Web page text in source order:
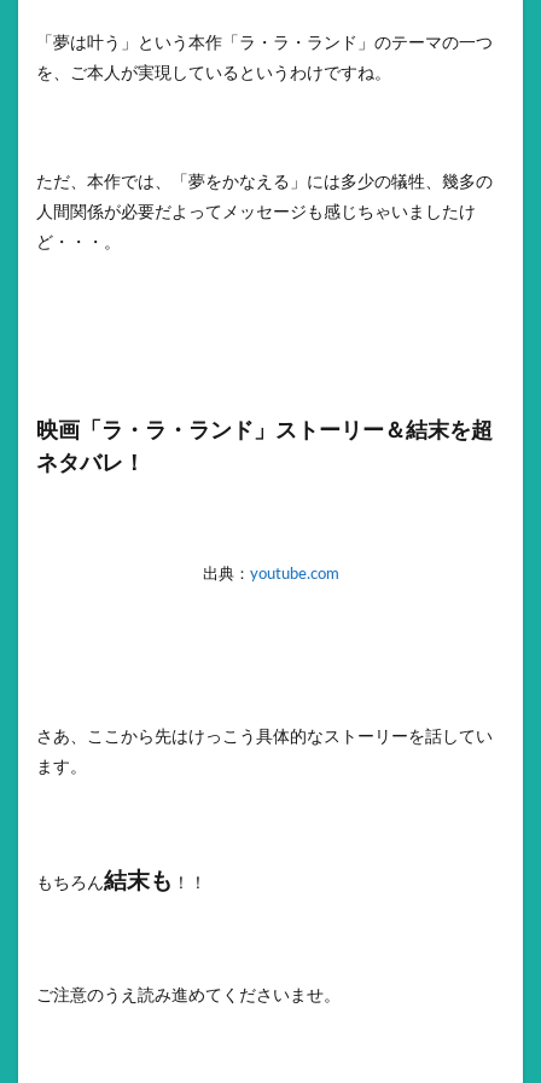
「夢は叶う」という本作「ラ・ラ・ランド」のテーマの一つ
を、ご本人が実現しているというわけですね。
ただ、本作では、「夢をかなえる」には多少の犠牲、幾多の
人間関係が必要だよってメッセージも感じちゃいましたけ
ど・・・。
映画「ラ・ラ・ランド」ストーリー＆結末を超
ネタバレ！
出典： youtube.com
さあ、ここから先はけっこう具体的なストーリーを話してい
ます。
もちろん結末も ！！
ご注意のうえ読み進めてくださいませ。